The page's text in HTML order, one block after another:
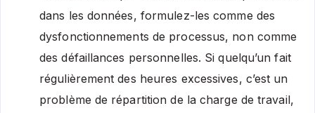
dans les données, formulez-les comme des
dysfonctionnements de processus, non comme
des défaillances personnelles. Si quelqu’un fait
régulièrement des heures excessives, c’est un
problème de répartition de la charge de travail,